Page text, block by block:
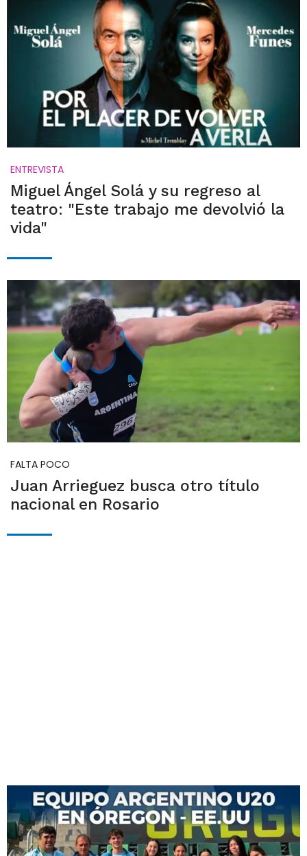
ENTREVISTA
Miguel Ángel Solá y su regreso al
teatro: "Este trabajo me devolvió la
vida"
FALTA POCO
Juan Arrieguez busca otro título
nacional en Rosario